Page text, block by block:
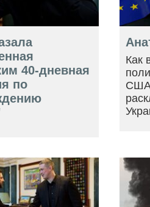
40-дневная
по
Как
США